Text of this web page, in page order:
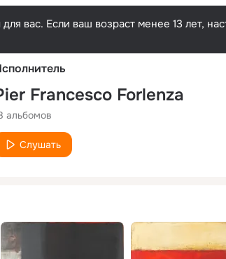
вас. Если ваш возраст менее 13 лет,
Francesco Forlenza
альбомов
Слушать